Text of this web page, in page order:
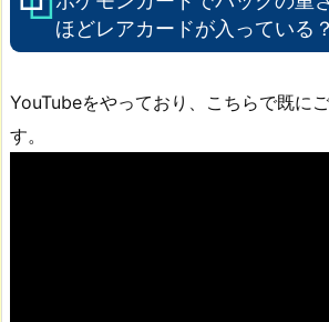
ほどレアカードが入っている
YouTubeをやっており、こちらで既に
す。